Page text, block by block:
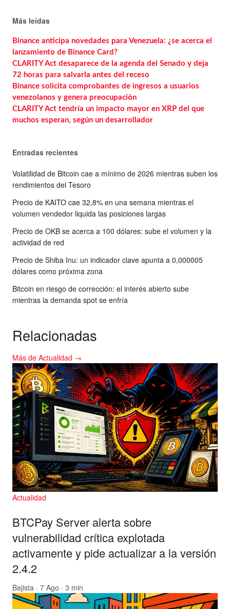
Más leídas
Binance anticipa novedades para Venezuela: ¿se acerca el
lanzamiento de Binance Card?
CLARITY Act desaparece de la agenda del Senado y deja
72 horas para salvarla antes del receso
Binance solicita comprobantes de ingresos a usuarios
venezolanos y genera preocupación
CLARITY Act tendría un impacto mayor en XRP del que
muchos esperan, según un desarrollador
Entradas recientes
Volatilidad de Bitcoin cae a mínimo de 2026 mientras suben los
rendimientos del Tesoro
Precio de KAITO cae 32,8% en una semana mientras el
volumen vendedor liquida las posiciones largas
Precio de OKB se acerca a 100 dólares: sube el volumen y la
actividad de red
Precio de Shiba Inu: un indicador clave apunta a 0,000005
dólares como próxima zona
Bitcoin en riesgo de corrección: el interés abierto sube
mientras la demanda spot se enfría
Relacionadas
Más de Actualidad →
Actualidad
BTCPay Server alerta sobre
vulnerabilidad crítica explotada
activamente y pide actualizar a la versión
2.4.2
Bajista · 7 Ago · 3 min